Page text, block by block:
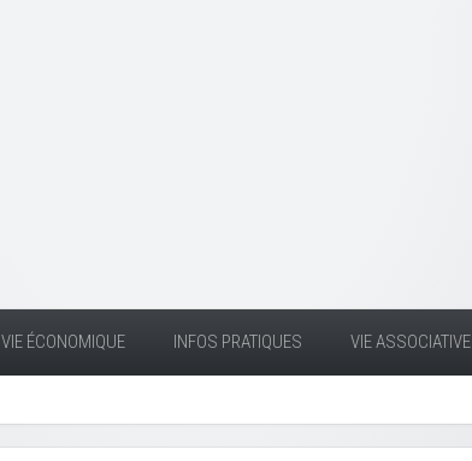
VIE ÉCONOMIQUE INFOS PRATIQUES VIE ASSOCIATIVE